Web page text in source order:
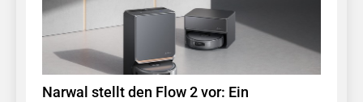
Narwal stellt den Flow 2 vor: Ein